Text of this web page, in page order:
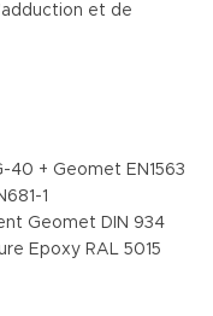
et de
40 + Geomet EN1563
1
Geomet DIN 934
Epoxy RAL 5015